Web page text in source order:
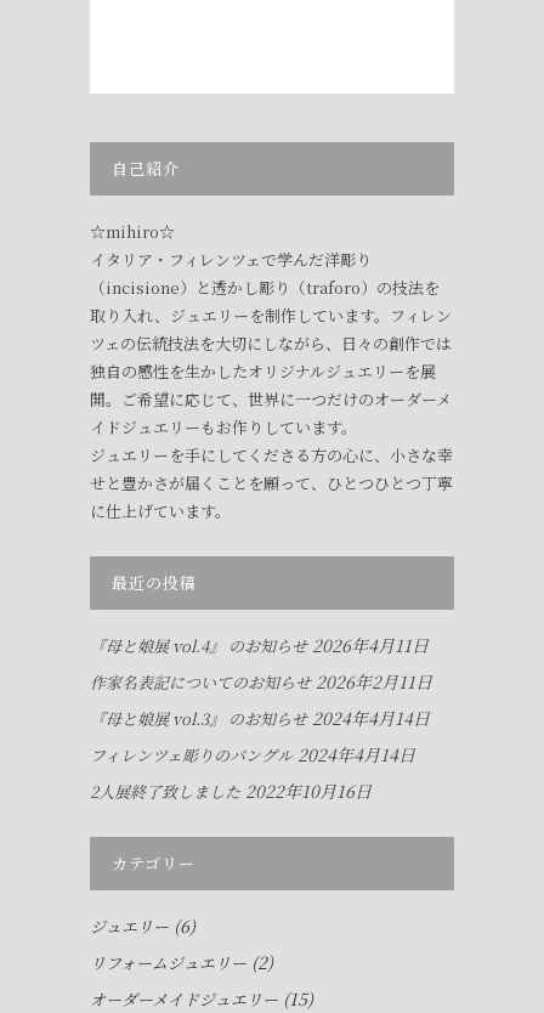
自己紹介
☆mihiro☆
イタリア・フィレンツェで学んだ洋彫り
（incisione）と透かし彫り（traforo）の技法を
取り入れ、ジュエリーを制作しています。フィレン
ツェの伝統技法を大切にしながら、日々の創作では
独自の感性を生かしたオリジナルジュエリーを展
開。ご希望に応じて、世界に一つだけのオーダーメ
イドジュエリーもお作りしています。
ジュエリーを手にしてくださる方の心に、小さな幸
せと豊かさが届くことを願って、ひとつひとつ丁寧
に仕上げています。
最近の投稿
『母と娘展 vol.4』 のお知らせ 2026年4月11日
作家名表記についてのお知らせ 2026年2月11日
『母と娘展 vol.3』 のお知らせ 2024年4月14日
フィレンツェ彫りのバングル 2024年4月14日
2人展終了致しました 2022年10月16日
カテゴリー
ジュエリー (6)
リフォームジュエリー (2)
オーダーメイドジュエリー (15)